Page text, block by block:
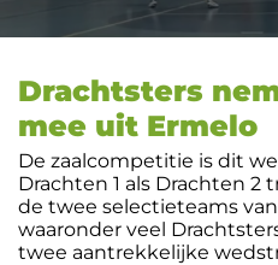
Drachtsters
mee uit Ermelo
De zaalcompetitie is dit
Drachten 1 als Drachten 2
de twee selectieteams
waaronder veel
twee aantrekkelijke